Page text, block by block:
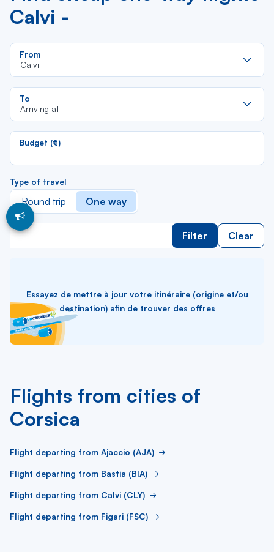
Calvi -
From
Calvi
To
Arriving at
Budget (€)
Type of travel
Round trip One way
Filter Clear
Essayez de mettre à jour votre itinéraire (origine et/ou
destination) afin de trouver des offres
Flights from cities of
Corsica
Flight departing from Ajaccio (AJA)
Flight departing from Bastia (BIA)
Flight departing from Calvi (CLY)
Flight departing from Figari (FSC)